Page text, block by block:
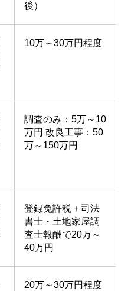
後）
10万～30万円程度
調査のみ：5万～10
万円 改良工事：50
万～150万円
登録免許税＋司法
書士・土地家屋調
査士報酬で20万～
40万円
20万～30万円程度